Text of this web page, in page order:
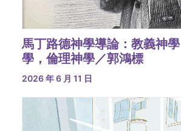
馬丁路德神學導論：教義神
學，倫理神學／郭鴻標
2026 年 6 月 11 日